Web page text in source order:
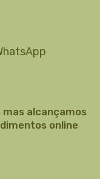
alcançamos
online